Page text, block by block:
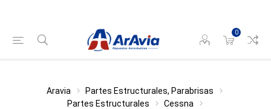
0
Aravia
Partes Estructurales, Parabrisas
Partes Estructurales
Cessna